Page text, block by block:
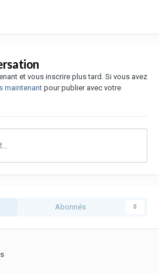
et vous inscrire plus tard. Si vous avez
maintenantpour publier avec votre
Abonnés 0